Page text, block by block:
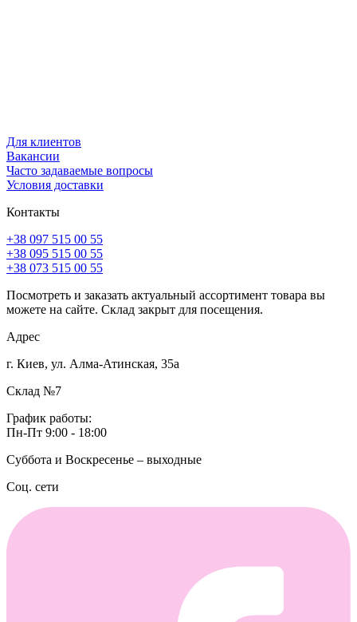
Для клиентов
Вакансии
Часто задаваемые вопросы
Условия доставки
Контакты
+38 097 515 00 55
+38 095 515 00 55
+38 073 515 00 55
Посмотреть и заказать актуальный ассортимент товара вы
можете на сайте. Склад закрыт для посещения.
Адрес
г. Киев, ул. Алма-Атинская, 35а
Склад №7
График работы:
Пн-Пт 9:00 - 18:00
Суббота и Воскресенье – выходные
Соц. сети